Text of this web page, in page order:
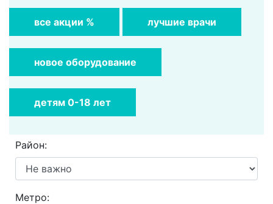
все акции % лучшие врачи
новое оборудование
детям 0-18 лет
Район:
Метро: